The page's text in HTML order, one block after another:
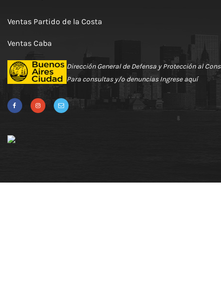
Ventas Partido de la Costa
Ventas Caba
Dirección General de Defensa y Protección al
Para consultas y/o denunciasIngrese aquí